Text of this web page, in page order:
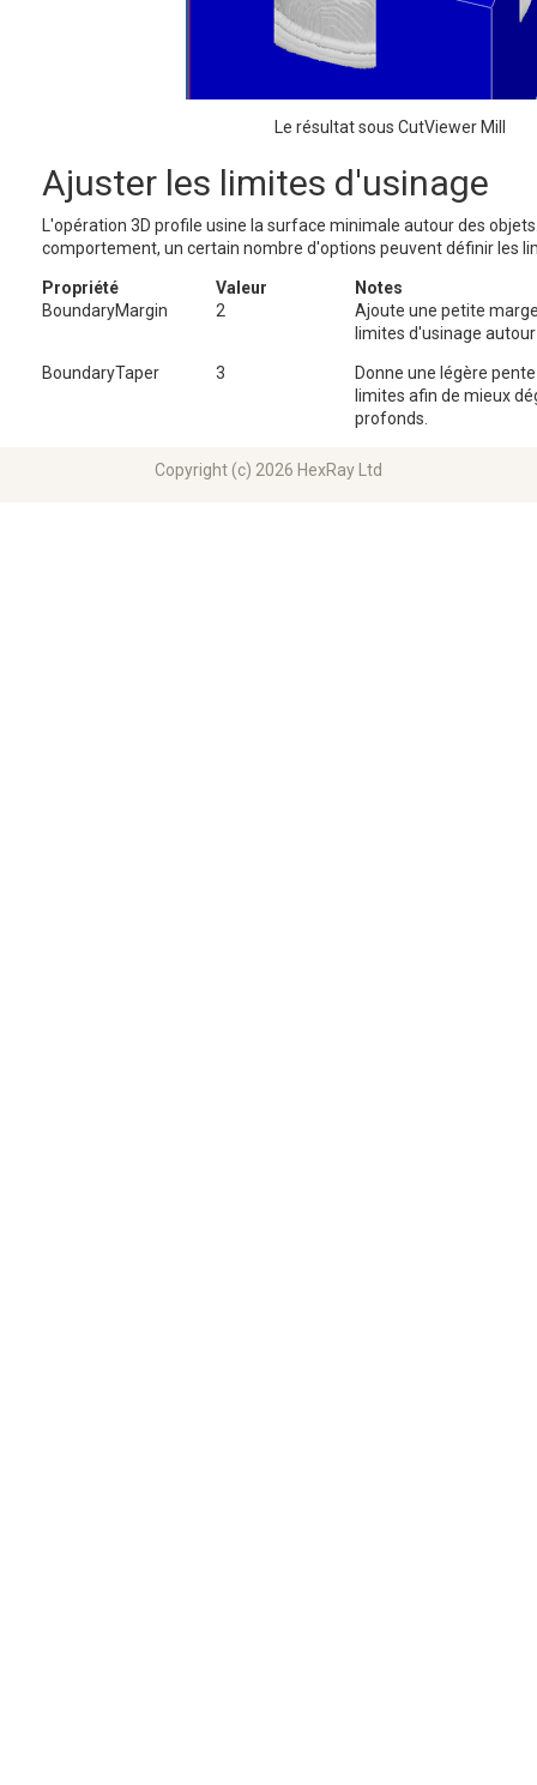
Le résultat sous CutViewer Mill
Ajuster les limites d'usinage
L'opération 3D profile usine la surface minimale autour des
comportement, un certain nombre d'options peuvent définir les
Propriété Valeur
Notes
BoundaryMargin
2
Ajoute une petite
limites d'usinage
BoundaryTaper 3
Donne une légère
limites afin de mieux
profonds.
Copyright (c) 2026 HexRay Ltd